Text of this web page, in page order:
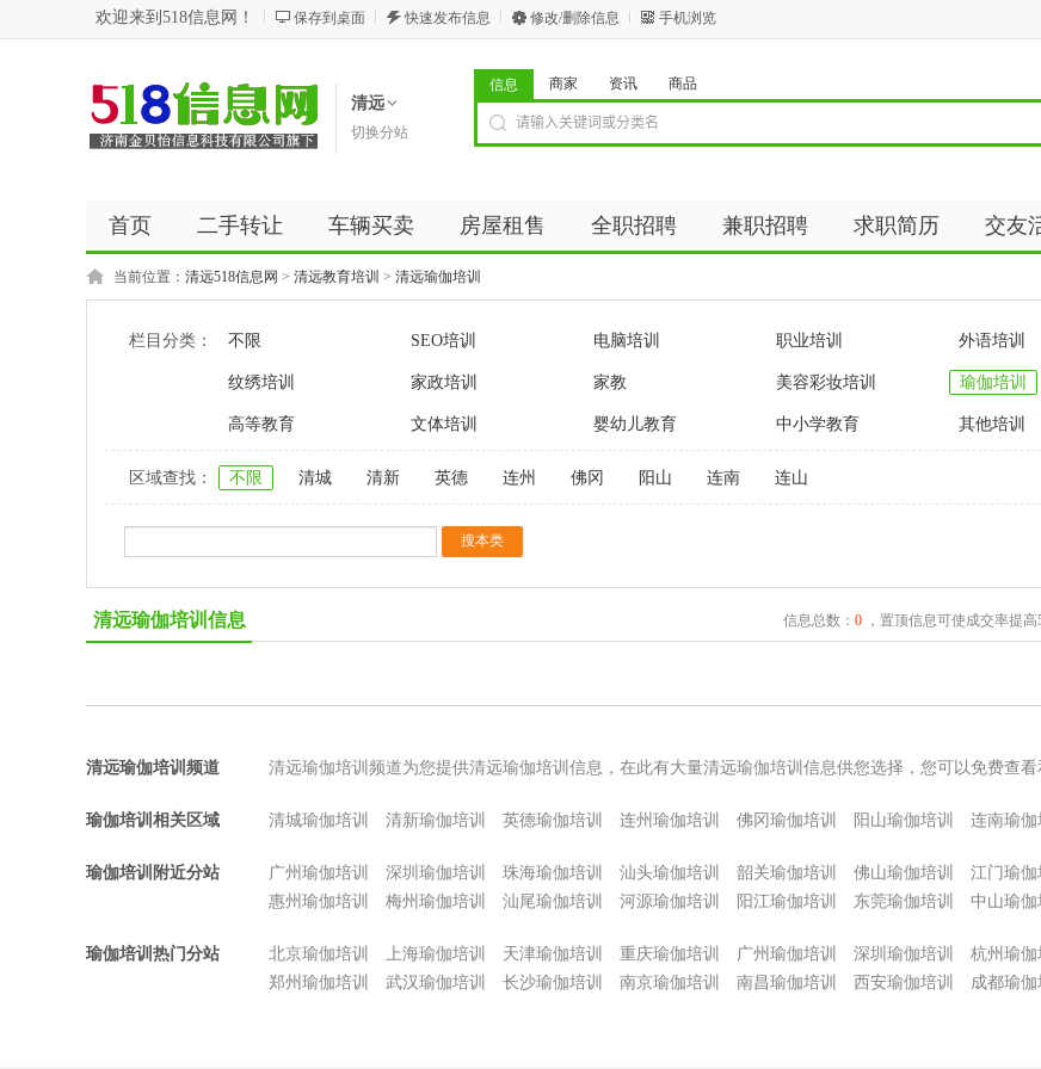
欢迎来到518信息网！ 保存到桌面 快速发布信息 修改/删除信息 手机浏览
清远
切换分站
信息 商家 资讯 商品
首页 二手转让 车辆买卖 房屋租售 全职招聘 兼职招聘 求职简历 交友
商务服务 五金建材 优惠券
当前位置： 清远518信息网 > 清远教育培训 > 清远瑜伽培训
栏目分类： 不限 SEO培训 电脑培训 职业培训 外语培训
纹绣培训 家政培训 家教 美容彩妆培训 瑜伽培训
高等教育 文体培训 婴幼儿教育 中小学教育 其他培训
区域查找： 不限 清城 清新 英德 连州 佛冈 阳山 连南 连山
清远瑜伽培训信息 信息总数： 0，置顶信息可使成交率提高
清远瑜伽培训频道 清远瑜伽培训频道为您提供清远瑜伽培训信息，在此有大量清远瑜伽培训信息供您选择，您可以免费查看
瑜伽培训相关区域 清城瑜伽培训 清新瑜伽培训 英德瑜伽培训 连州瑜伽培训 佛冈瑜伽培训 阳山瑜伽培训 连南瑜伽
瑜伽培训附近分站 广州瑜伽培训 深圳瑜伽培训 珠海瑜伽培训 汕头瑜伽培训 韶关瑜伽培训 佛山瑜伽培训 江门瑜伽
惠州瑜伽培训
梅州瑜伽培训 汕尾瑜伽培训 河源瑜伽培训 阳江瑜伽培训 东莞瑜伽培训 中山瑜伽
瑜伽培训热门分站 北京瑜伽培训 上海瑜伽培训 天津瑜伽培训 重庆瑜伽培训 广州瑜伽培训 深圳瑜伽培训 杭州瑜伽
郑州瑜伽培训
武汉瑜伽培训 长沙瑜伽培训 南京瑜伽培训 南昌瑜伽培训 西安瑜伽培训 成都瑜伽